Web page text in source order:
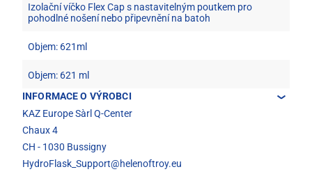
Izolační víčko Flex Cap s nastavitelným poutkem pro
pohodlné nošení nebo připevnění na batoh
Objem: 621ml
Objem: 621 ml
INFORMACE O VÝROBCI
KAZ Europe Sàrl Q-Center
Chaux 4
CH - 1030 Bussigny
HydroFlask_Support@helenoftroy.eu